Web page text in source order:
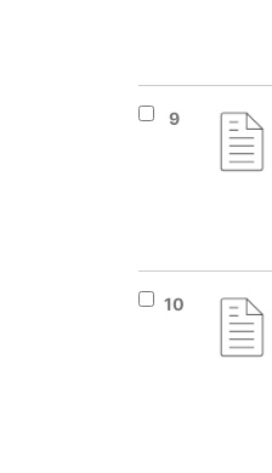
Вибрати
9
Вибрати
10